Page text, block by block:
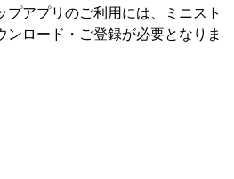
アプリのご利用には、ミニスト
ンロード・ご登録が必要となりま